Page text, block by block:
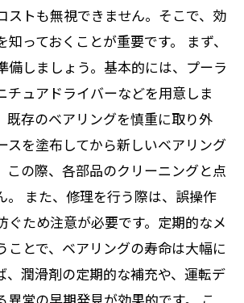
ストも無視できません。そこで、効
っておくことが重要です。 まず、
備しましょう。基本的には、プーラ
チュアドライバーなどを用意しま
既存のベアリングを慎重に取り外
スを塗布してから新しいベアリング
この際、各部品のクリーニングと点
。 また、修理を行う際は、誤操作
ぐため注意が必要です。定期的なメ
ことで、ベアリングの寿命は大幅に
、潤滑剤の定期的な補充や、運転デ